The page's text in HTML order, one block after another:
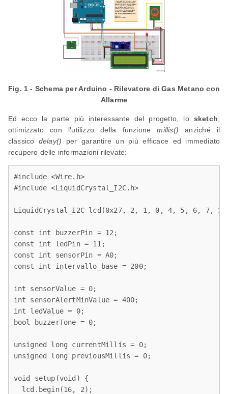
Fig. 1 - Schema per Arduino - Rilevatore di Gas Metano con
Allarme
Ed ecco la parte più interessante del progetto, lo sketch
ottimizzato con l'utilizzo della funzionemillis() anziché il
classico delay() per garantire un più efficace ed immediato
recupero delle informazioni rilevate:
#include <Wire.h>
#include <LiquidCrystal_I2C.h>
LiquidCrystal_I2C lcd(0x27, 2, 1, 0, 4, 5, 6, 7, 3,
const int buzzerPin = 12;
const int ledPin = 11;
const int sensorPin = A0;
const int intervallo_base = 200;
int sensorValue = 0;
int sensorAlertMinValue = 400;
int ledValue = 0;
bool buzzerTone = 0;
unsigned long currentMillis = 0;
unsigned long previousMillis = 0;
void setup(void) {
  lcd.begin(16, 2);